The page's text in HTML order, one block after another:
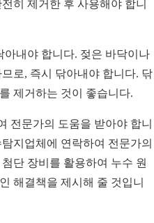
히 제거한 후 사용해야 합니
내야 합니다. 젖은 바닥이나
로, 즉시 닦아내야 합니다. 닦
제거하는 것이 좋습니다.
전문가의 도움을 받아야 합니
지업체에 연락하여 전문가의
단 장비를 활용하여 누수 원
해결책을 제시해 줄 것입니